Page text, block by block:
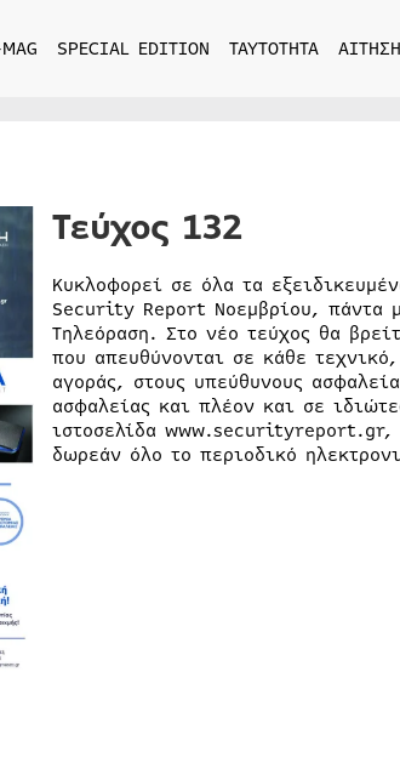
SPECIAL EDITION ΤΑΥΤΟΤΗΤΑ
Τεύχος 132
Κυκλοφορεί σε όλα τα
Security Report Νοεμβρίου, πάντα
Τηλεόραση. Στο νέο τεύχος θα
που απευθύνονται σε κάθε
αγοράς, στους υπεύθυνους
ασφαλείας και πλέον και σε
ιστοσελίδα www.securityreport.gr,
δωρεάν όλο το περιοδικό